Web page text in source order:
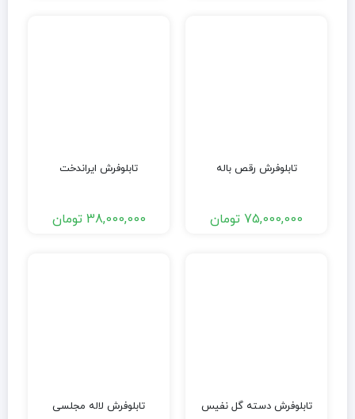
تابلوفرش رقص باله
75,000,000 تومان
تابلوفرش ایراندخت
38,000,000 تومان
تابلوفرش دسته گل نفیس تابلوفرش لاله مجلسی